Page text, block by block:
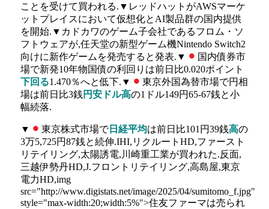
ことを受けて買われる.▼レッドハットがAWSマーケ
ットプレイスにおいて仮想化とAI製品群の国内提供
を開始.▼カドカワのゲーム子会社であるフロム・ソ
フトウェアが,任天堂の新型ゲーム機Nintendo Switch2
向けに新作ゲームを発売すると発表.▼
国内債券市
場で新発10年物国債の利回りは前日比0.020ポイント
下回る1.470％へと低下.▼
東京外国為替市場で円相
場は前日比3銭 円安ドル高の1ドル149円65-67銭と小
幅続落.
▼ 東京株式市場で日経平均は前日比101円39銭高の
3万5,725円87銭と続伸.IHI,リクルートHD,ファースト
リテイリング,太陽誘電,川崎重工業が買われた.反面,
三越伊勢丹HD,J.フロントリテイリング,高島屋,東京
電力HD,img
src="http://www.digistats.net/image/2025/04/sumitomo_f.jpg"
style="max-width:20;width:5%">住友ファーマは売られ